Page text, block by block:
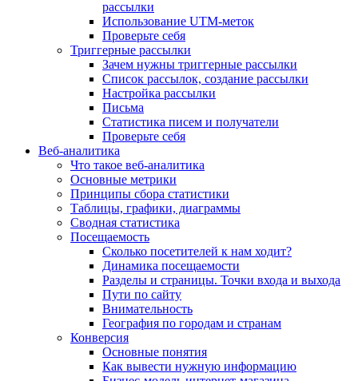
рассылки
Использование UTM-меток
Проверьте себя
Триггерные рассылки
Зачем нужны триггерные рассылки
Список рассылок, создание рассылки
Настройка рассылки
Письма
Статистика писем и получатели
Проверьте себя
Веб-аналитика
Что такое веб-аналитика
Основные метрики
Принципы сбора статистики
Таблицы, графики, диаграммы
Сводная статистика
Посещаемость
Сколько посетителей к нам ходит?
Динамика посещаемости
Разделы и страницы. Точки входа и выхода
Пути по сайту
Внимательность
География по городам и странам
Конверсия
Основные понятия
Как вывести нужную информацию